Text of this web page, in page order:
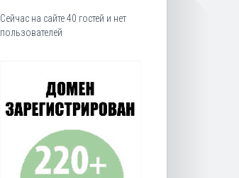
Сейчас на сайте 40 гостей и нет
пользователей